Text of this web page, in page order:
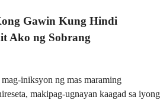
Gawin Kung Hindi
Ako ng Sobrang
iniksyon ng mas maraming
makipag-ugnayan kaagad sa iyong